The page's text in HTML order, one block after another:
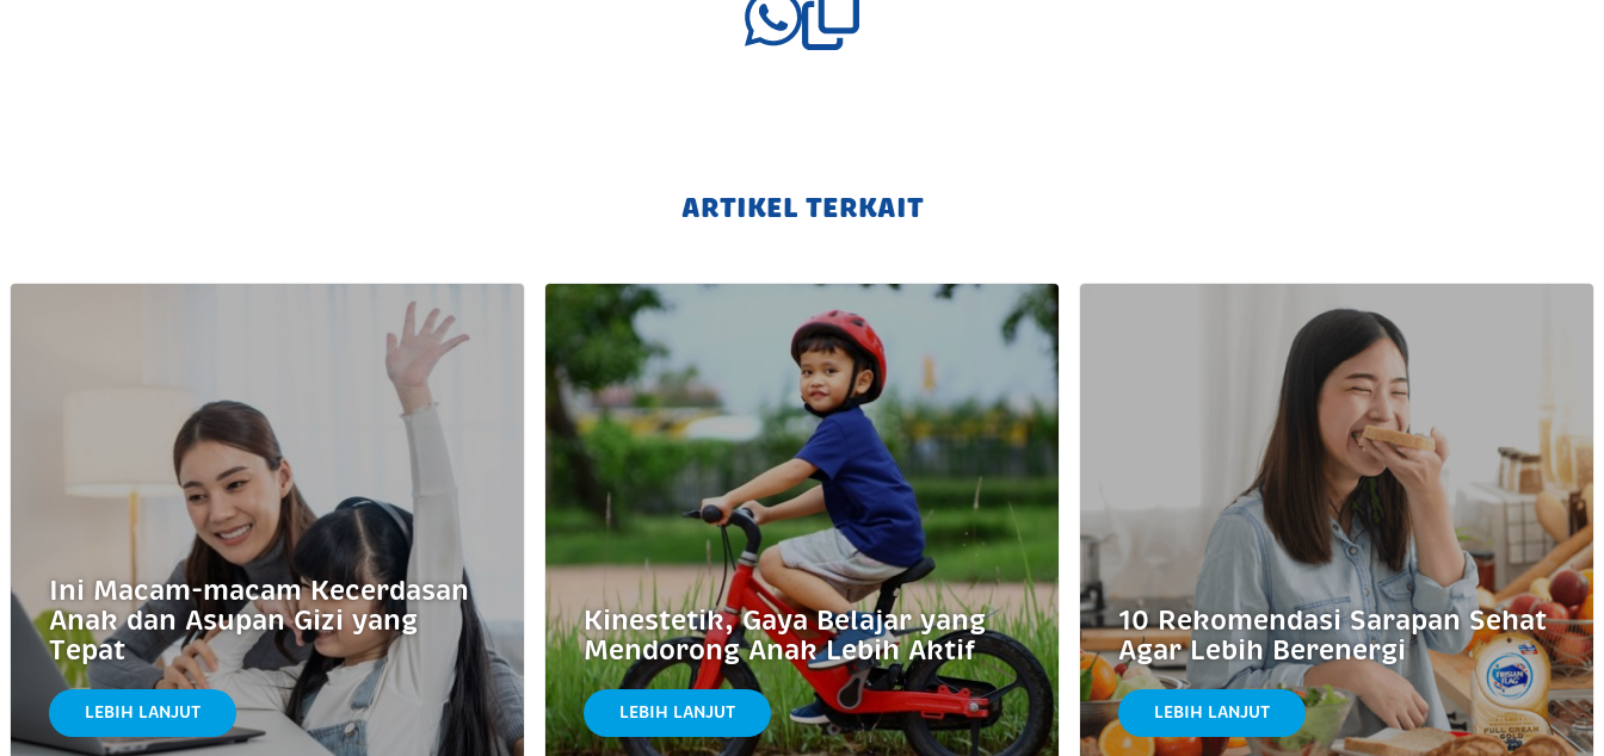
ARTIKEL TERKAIT
Ini Macam-macam Kecerdasan
Anak dan Asupan Gizi yang
Tepat
LEBIH LANJUT
Kinestetik, Gaya Belajar yang
Mendorong Anak Lebih Aktif
LEBIH LANJUT
10 Rekomendasi Sarapan Sehat
Agar Lebih Berenergi
LEBIH LANJUT